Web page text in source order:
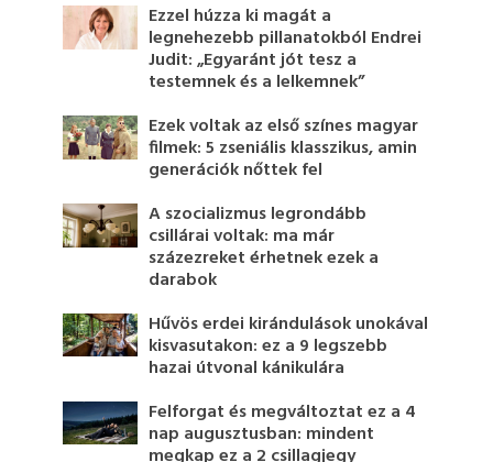
Ezzel húzza ki magát a
legnehezebb pillanatokból Endrei
Judit: „Egyaránt jót tesz a
testemnek és a lelkemnek”
Ezek voltak az első színes magyar
filmek: 5 zseniális klasszikus, amin
generációk nőttek fel
A szocializmus legrondább
csillárai voltak: ma már
százezreket érhetnek ezek a
darabok
Hűvös erdei kirándulások unokával
kisvasutakon: ez a 9 legszebb
hazai útvonal kánikulára
Felforgat és megváltoztat ez a 4
nap augusztusban: mindent
megkap ez a 2 csillagjegy